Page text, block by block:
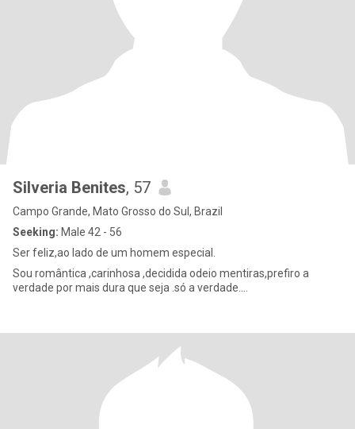
Silveria Benites, 57
Campo Grande, Mato Grosso do Sul, Brazil
Seeking: Male 42 - 56
Ser feliz,ao lado de um homem especial.
Sou romântica ,carinhosa ,decidida odeio mentiras,prefiro a
verdade por mais dura que seja .só a verdade....